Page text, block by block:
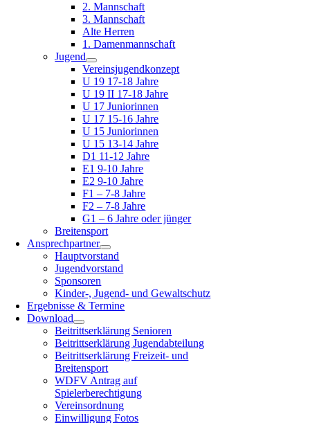
2. Mannschaft
3. Mannschaft
Alte Herren
1. Damenmannschaft
Jugend
Vereinsjugendkonzept
U 19 17-18 Jahre
U 19 II 17-18 Jahre
U 17 Juniorinnen
U 17 15-16 Jahre
U 15 Juniorinnen
U 15 13-14 Jahre
D1 11-12 Jahre
E1 9-10 Jahre
E2 9-10 Jahre
F1 – 7-8 Jahre
F2 – 7-8 Jahre
G1 – 6 Jahre oder jünger
Breitensport
Ansprechpartner
Hauptvorstand
Jugendvorstand
Sponsoren
Kinder-, Jugend- und Gewaltschutz
Ergebnisse & Termine
Download
Beitrittserklärung Senioren
Beitrittserklärung Jugendabteilung
Beitrittserklärung Freizeit- und
Breitensport
WDFV Antrag auf
Spielerberechtigung
Vereinsordnung
Einwilligung Fotos